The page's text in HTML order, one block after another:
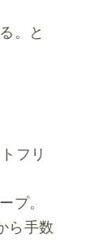
。と
フリ
プ。
ら手数